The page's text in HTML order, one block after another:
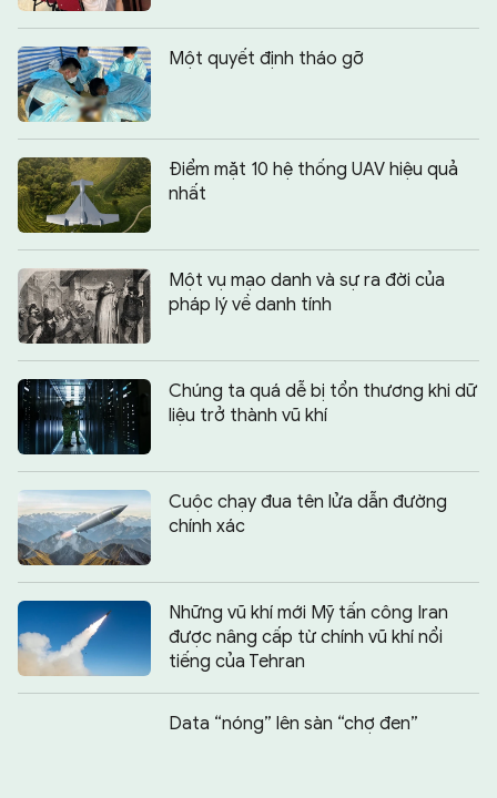
Một quyết định tháo gỡ
Điểm mặt 10 hệ thống UAV hiệu quả
nhất
Một vụ mạo danh và sự ra đời của
pháp lý về danh tính
Chúng ta quá dễ bị tổn thương khi dữ
liệu trở thành vũ khí
Cuộc chạy đua tên lửa dẫn đường
chính xác
Những vũ khí mới Mỹ tấn công Iran
được nâng cấp từ chính vũ khí nổi
tiếng của Tehran
Data “nóng” lên sàn “chợ đen”